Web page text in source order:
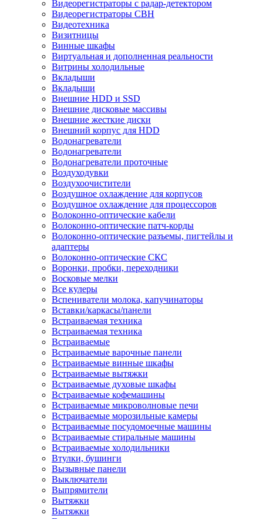
Видеорегистраторы с радар-детектором
Видеорегистраторы СВН
Видеотехника
Визитницы
Винные шкафы
Виртуальная и дополненная реальности
Витрины холодильные
Вкладыши
Вкладыши
Внешние HDD и SSD
Внешние дисковые массивы
Внешние жесткие диски
Внешний корпус для HDD
Водонагреватели
Водонагреватели
Водонагреватели проточные
Воздуходувки
Воздухоочистители
Воздушное охлаждение для корпусов
Воздушное охлаждение для процессоров
Волоконно-оптические кабели
Волоконно-оптические патч-корды
Волоконно-оптические разъемы, пигтейлы и
адаптеры
Волоконно-оптические СКС
Воронки, пробки, переходники
Восковые мелки
Все кулеры
Вспениватели молока, капучинаторы
Вставки/каркасы/панели
Встраиваемая техника
Встраиваемая техника
Встраиваемые
Встраиваемые варочные панели
Встраиваемые винные шкафы
Встраиваемые вытяжки
Встраиваемые духовые шкафы
Встраиваемые кофемашины
Встраиваемые микроволновые печи
Встраиваемые морозильные камеры
Встраиваемые посудомоечные машины
Встраиваемые стиральные машины
Встраиваемые холодильники
Втулки, бушинги
Вызывные панели
Выключатели
Выпрямители
Вытяжки
Вытяжки